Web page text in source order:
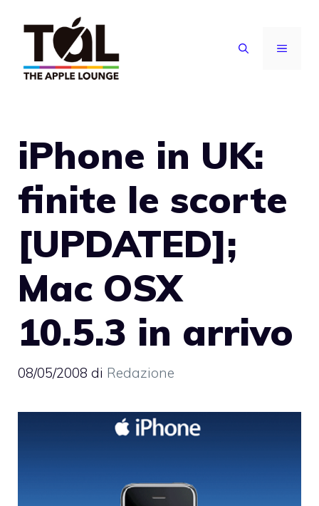
contenuto
MENU
iPhone in UK:
finite le scorte
[UPDATED];
Mac OSX
10.5.3 in arrivo
08/05/2008 di Redazione